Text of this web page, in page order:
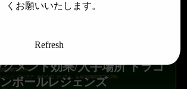
ンボールレジェンズ
くお願いいたします。
Refresh